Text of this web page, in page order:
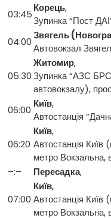
03:45
Корець,
Зупинка “Пост
04:00
Звягель
Автовокзал
05:30
Житомир,
Зупинка “АЗС
автовокзалу),
06:00
Київ,
Автостанція
06:20
Київ,
Автостанція Київ
метро
–:–
Пересадка,
07:00
Київ,
Автостанція Київ
метро